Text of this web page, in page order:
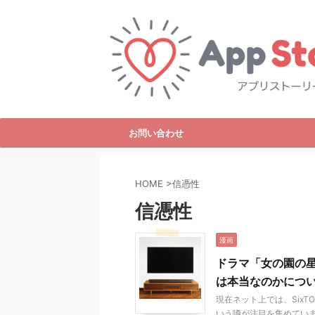
お問い合わせ
HOME >信憑性
信憑性
漫画
ドラマ「女の園の
は本当なのかにつ
現在ネット上では、